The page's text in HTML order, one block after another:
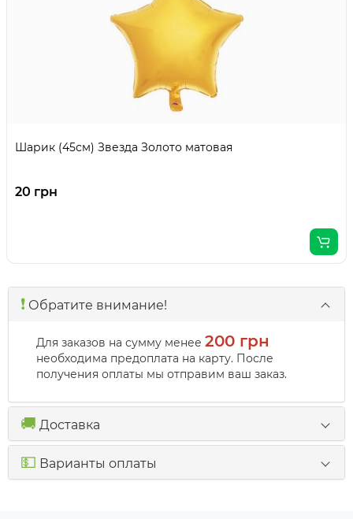
Шарик (45см) Звезда Золото матовая
20 грн
❗️ Обратите внимание!
Для заказов на сумму менее 200 грн
необходима предоплата на карту. После
получения оплаты мы отправим ваш заказ.
🚚 Доставка
💵 Варианты оплаты